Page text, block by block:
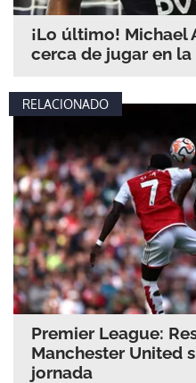
¡Lo último! Michael
cerca de jugar en la
RELACIONADO
Premier League:
Manchester United
jornada